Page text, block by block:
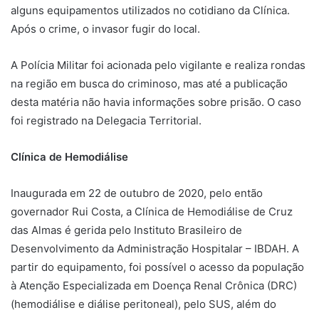
alguns equipamentos utilizados no cotidiano da Clínica.
Após o crime, o invasor fugir do local.
A Polícia Militar foi acionada pelo vigilante e realiza rondas
na região em busca do criminoso, mas até a publicação
desta matéria não havia informações sobre prisão. O caso
foi registrado na Delegacia Territorial.
Clínica de Hemodiálise
Inaugurada em 22 de outubro de 2020, pelo então
governador Rui Costa, a Clínica de Hemodiálise de Cruz
das Almas é gerida pelo Instituto Brasileiro de
Desenvolvimento da Administração Hospitalar – IBDAH. A
partir do equipamento, foi possível o acesso da população
à Atenção Especializada em Doença Renal Crônica (DRC)
(hemodiálise e diálise peritoneal), pelo SUS, além do